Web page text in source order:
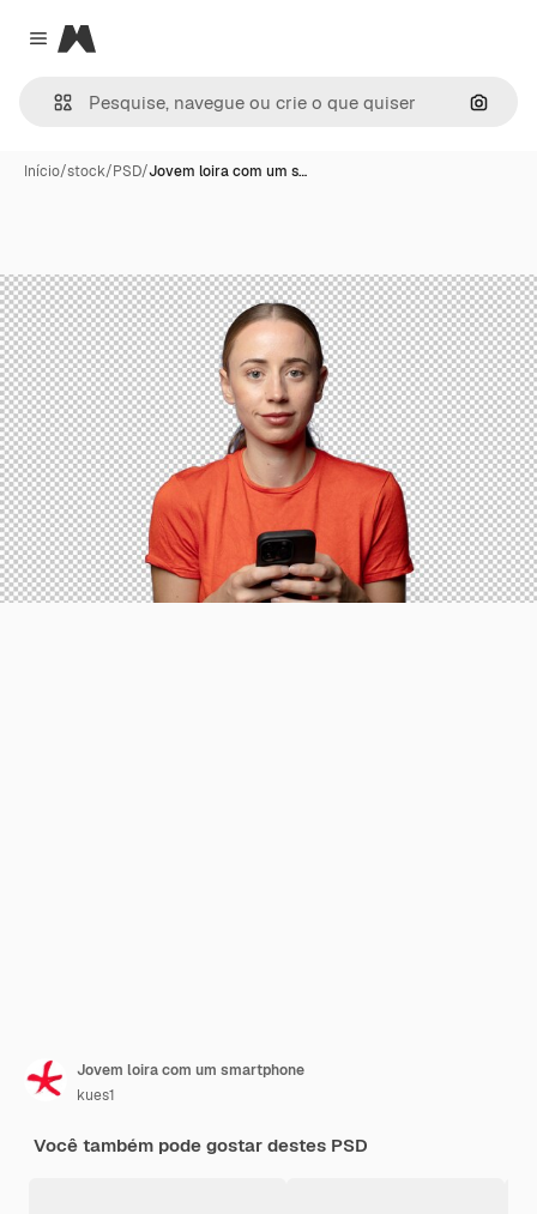
Close menu
Magnific
Início/stock/PSD/Jovem loira com um s…
Jovem loira com um smartphone
kues1
Você também pode gostar destes PSD